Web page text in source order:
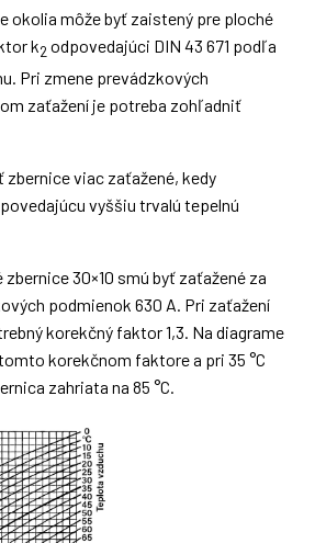
okolia môže byť zaistený pre ploché
k2 odpovedajúci DIN 43 671 podľa
Pri zmene prevádzkových
zaťažení je potreba zohľadniť
viac zaťažené, kedy 
vyššiu trvalú tepelnú
30×10 smú byť zaťažené za
podmienok 630 A. Pri zaťažení
korekčný faktor 1,3. Na diagrame
tomto korekčnom faktore a pri 35 °C
zahriata na 85 °C.